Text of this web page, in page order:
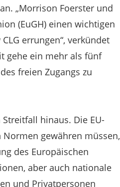
„Morrison Foerster und
(EuGH) einen wichtigen
errungen“, verkündet
gehe ein mehr als fünf
freien Zugangs zu
hinaus. Die EU-
gewähren müssen,
des Europäischen
aber auch nationale
und Privatpersonen